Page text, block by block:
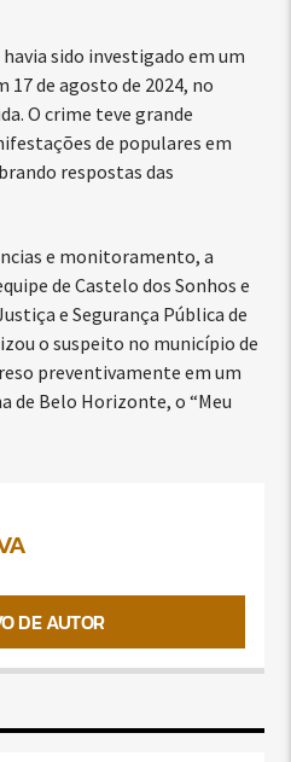
sido investigado em um
17 de agosto de 2024, no
O crime teve grande
de populares em
respostas das
e monitoramento, a
de Castelo dos Sonhos e
e Segurança Pública de
o suspeito no município de
preventivamente em um
de Belo Horizonte, o “Meu
DE AUTOR